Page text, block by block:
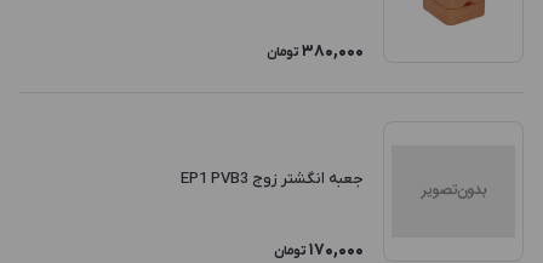
380,000 تومان
جعبه انگشتر زوج EP1 PVB3
170,000 تومان